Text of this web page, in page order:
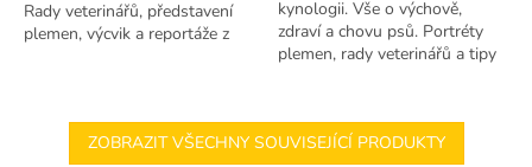
Rady veterinářů, představení
plemen, výcvik a reportáže z
kynologii. Vše o výchově,
zdraví a chovu psů. Portréty
plemen, rady veterinářů a tipy
ZOBRAZIT VŠECHNY SOUVISEJÍCÍ PRODUKTY